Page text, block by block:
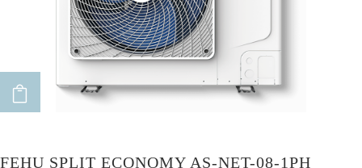
ADD TO CART
FEHU SPLIT ECONOMY AS-NET-08-1PH